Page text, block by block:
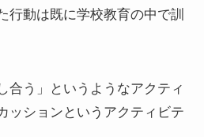
行動は既に学校教育の中で訓
合う」というようなアクティ
ッションというアクティビテ